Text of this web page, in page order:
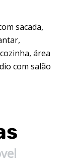
sacada,
área
com salão